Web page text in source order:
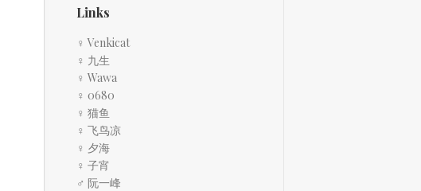
Links
♀ Venkicat
♀ 九生
♀ Wawa
♀ 0680
♀ 猫鱼
♀ 飞鸟凉
♀ 夕海
♀ 子宵
♂ 阮一峰